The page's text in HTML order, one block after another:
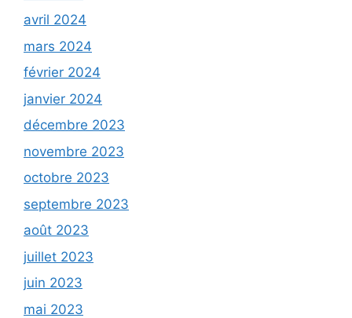
avril 2024
mars 2024
février 2024
janvier 2024
décembre 2023
novembre 2023
octobre 2023
septembre 2023
août 2023
juillet 2023
juin 2023
mai 2023